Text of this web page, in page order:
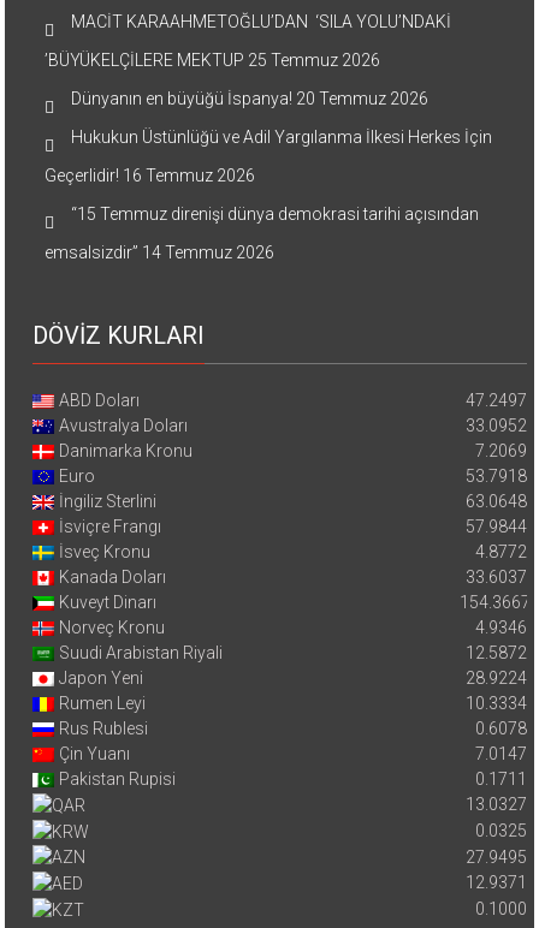
MACİT KARAAHMETOĞLU’DAN ‘SILA YOLU’NDAKİ
’BÜYÜKELÇİLERE MEKTUP 25 Temmuz 2026
Dünyanın en büyüğü İspanya! 20 Temmuz 2026
Hukukun Üstünlüğü ve Adil Yargılanma İlkesi Herkes İçin
Geçerlidir! 16 Temmuz 2026
“15 Temmuz direnişi dünya demokrasi tarihi açısından
emsalsizdir” 14 Temmuz 2026
DÖVİZ KURLARI
ABD Doları
47.2497
Avustralya Doları
33.0952
Danimarka Kronu
7.2069
Euro
53.7918
İngiliz Sterlini
63.0648
İsviçre Frangı
57.9844
İsveç Kronu
4.8772
Kanada Doları
33.6037
Kuveyt Dinarı
154.3667
Norveç Kronu
4.9346
Suudi Arabistan Riyali
12.5872
Japon Yeni
28.9224
Rumen Leyi
10.3334
Rus Rublesi
0.6078
Çin Yuanı
7.0147
Pakistan Rupisi
0.1711
13.0327
0.0325
27.9495
12.9371
0.1000